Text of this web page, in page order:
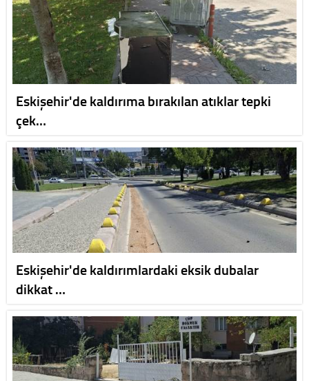
Eskişehir'de kaldırıma bırakılan atıklar tepki
çek…
Eskişehir'de kaldırımlardaki eksik dubalar
dikkat …